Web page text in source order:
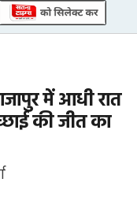
में आधी रात
की जीत का